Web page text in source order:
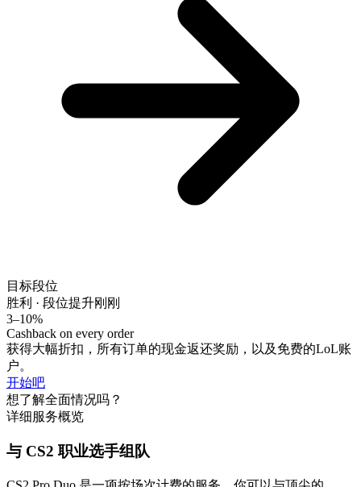
目标段位
胜利 · 段位提升刚刚
3–10%
Cashback on every order
获得大幅折扣，所有订单的现金返还奖励，以及免费的LoL账
户。
开始吧
想了解全面情况吗？
详细服务概览
与 CS2 职业选手组队